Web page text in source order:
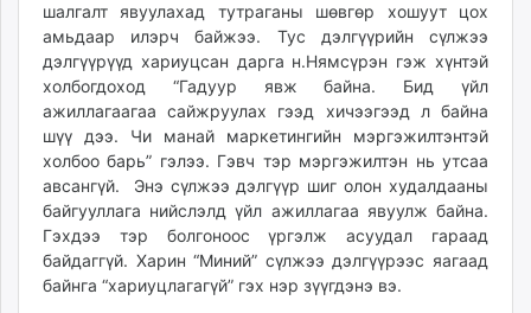
шалгалт явуулахад тутраганы шөвгөр хошуут цох
амьдаар илэрч байжээ. Тус дэлгүүрийн сүлжээ
дэлгүүрүүд хариуцсан дарга н.Нямсүрэн гэж хүнтэй
холбогдоход “Гадуур явж байна. Бид үйл
ажиллагаагаа сайжруулах гээд хичээгээд л байна
шүү дээ. Чи манай маркетингийн мэргэжилтэнтэй
холбоо барь” гэлээ. Гэвч тэр мэргэжилтэн нь утсаа
авсангүй. Энэ сүлжээ дэлгүүр шиг олон худалдааны
байгууллага нийслэлд үйл ажиллагаа явуулж байна.
Гэхдээ тэр болгоноос үргэлж асуудал гараад
байдаггүй. Харин “Миний” сүлжээ дэлгүүрээс яагаад
байнга “хариуцлагагүй” гэх нэр зүүгдэнэ вэ.